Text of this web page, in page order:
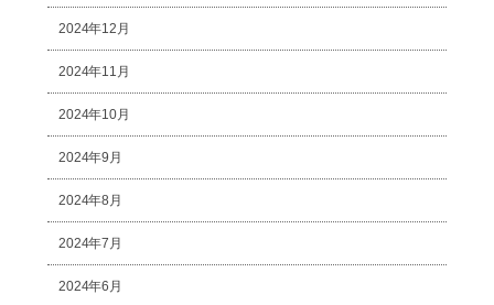
2024年12月
2024年11月
2024年10月
2024年9月
2024年8月
2024年7月
2024年6月